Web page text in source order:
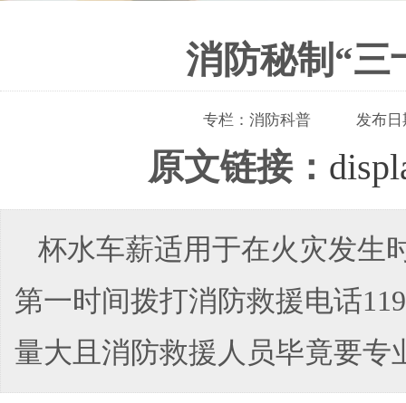
消防秘制“三
专栏： 消防科普 发布日
原文链接：
杯水车薪适用于在火灾发生
第一时间拨打消防救援电话
量大且消防救援人员毕竟要专